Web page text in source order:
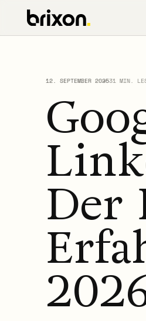
12. SEPTEMBER 202531 MIN.
Der